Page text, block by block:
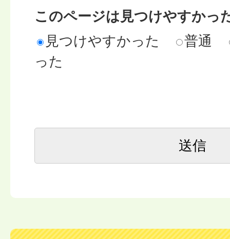
このページは見つけやすかっ
見つけやすかった
普通
った